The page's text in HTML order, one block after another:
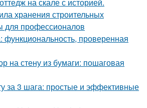
хранения строительных
для профессионалов
функциональность, проверенная
на стену из бумаги: пошаговая
за 3 шага: простые и эффективные